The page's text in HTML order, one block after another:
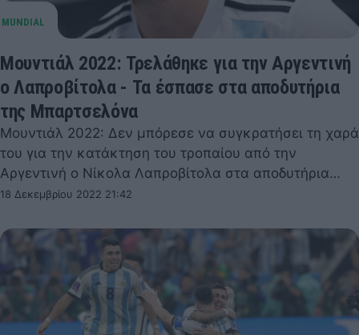
Μουντιάλ 2022: Τρελάθηκε για την Αργεντινή
ο Λαπροβίτολα - Τα έσπασε στα αποδυτήρια
της Μπαρτσελόνα
Μουντιάλ 2022: Δεν μπόρεσε να συγκρατήσει τη χαρά
του για την κατάκτηση του τροπαίου από την
Αργεντινή ο Νίκολα Λαπροβίτολα στα αποδυτήρια…
18 Δεκεμβρίου 2022 21:42